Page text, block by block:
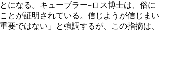
になる。キューブラー=ロス博士は、俗に
とが証明されている。信じようが信じまい
ではない」と強調するが、この指摘は、